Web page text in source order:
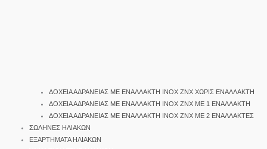
ΔΟΧΕΙΑ ΑΔΡΑΝΕΙΑΣ ΜΕ ΕΝΑΛΛΑΚΤΗ INOX ΖΝΧ ΧΩΡΙΣ ΕΝΑΛΛΑΚΤΗ
ΔΟΧΕΙΑ ΑΔΡΑΝΕΙΑΣ ΜΕ ΕΝΑΛΛΑΚΤΗ INOX ΖΝΧ ΜΕ 1 ΕΝΑΛΛΑΚΤΗ
ΔΟΧΕΙΑ ΑΔΡΑΝΕΙΑΣ ΜΕ ΕΝΑΛΛΑΚΤΗ INOX ΖΝΧ ΜΕ 2 ΕΝΑΛΛΑΚΤΕΣ
ΣΩΛΗΝΕΣ ΗΛΙΑΚΩΝ
ΕΞΑΡΤΗΜΑΤΑ ΗΛΙΑΚΩΝ